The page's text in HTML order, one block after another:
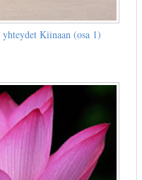
Kiinaan (osa 1)